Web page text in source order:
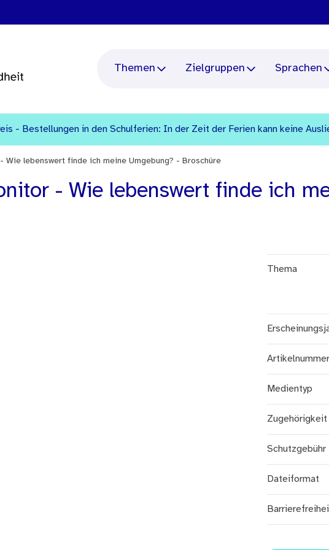
Themen Zielgruppen Sprachen
- Bestellungen in den Schulferien: In der Zeit der Ferien kann keine
Wie lebenswert finde ich meine Umgebung? - Broschüre
- Wie lebenswert finde ich
Thema
Artikelnummer
Medientyp
Zugehörigkeit
Schutzgebühr
Dateiformat